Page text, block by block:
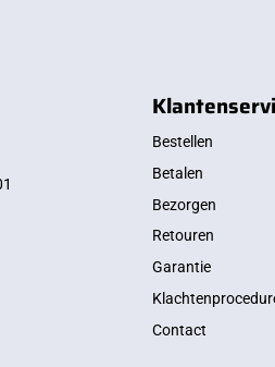
Bestellen
Betalen
Bezorgen
Retouren
Garantie
Contact